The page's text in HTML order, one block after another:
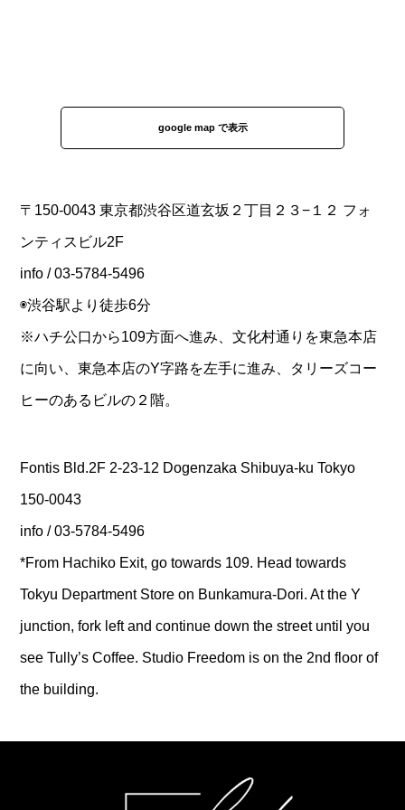
google map で表示
〒150-0043 東京都渋谷区道玄坂２丁目２３−１２ フォ
ンティスビル2F
info / 03-5784-5496
◉渋谷駅より徒歩6分
※ハチ公口から109方面へ進み、文化村通りを東急本店
に向い、東急本店のY字路を左手に進み、タリーズコー
ヒーのあるビルの２階。
Fontis Bld.2F 2-23-12 Dogenzaka Shibuya-ku Tokyo
150-0043
info / 03-5784-5496
*From Hachiko Exit, go towards 109. Head towards
Tokyu Department Store on Bunkamura-Dori. At the Y
junction, fork left and continue down the street until you
see Tully’s Coffee. Studio Freedom is on the 2nd floor of
the building.